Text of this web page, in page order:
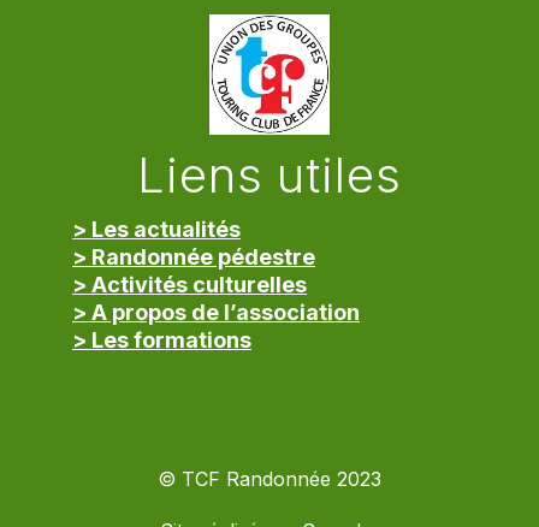
Liens utiles
> Les actualités
> Randonnée pédestre
> Activités culturelles
> A propos de l’association
> Les formations
© TCF Randonnée 2023